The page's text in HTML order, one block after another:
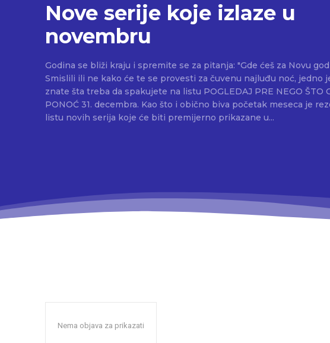
Nove serije koje izlaze u
novembru
Godina se bliži kraju i spremite se za pitanja: "Gde ćeš za Novu
Smislili ili ne kako će te se provesti za čuvenu najluđu noć, jedno
znate šta treba da spakujete na listu POGLEDAJ PRE NEGO ŠTO
PONOĆ 31. decembra. Kao što i obično biva početak meseca je
listu novih serija koje će biti premijerno prikazane u...
Nema objava za prikazati